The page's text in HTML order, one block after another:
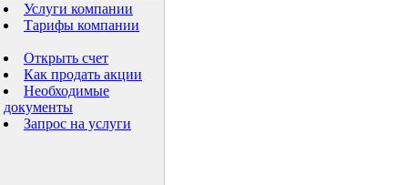
Услуги компании
Тарифы компании
Открыть счет
Как продать акции
Необходимые
документы
Запрос на услуги